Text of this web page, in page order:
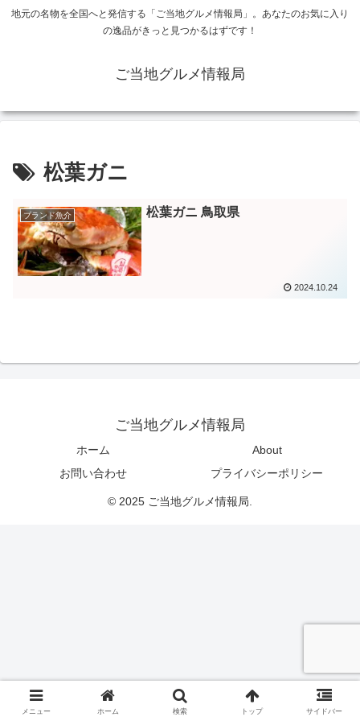
地元の名物を全国へと発信する「ご当地グルメ情報局」。あなたのお気に入り
の逸品がきっと見つかるはずです！
ご当地グルメ情報局
松葉ガニ
ブランド魚介 松葉ガニ 鳥取県
2024.10.24
ご当地グルメ情報局
ホーム
About
お問い合わせ
プライバシーポリシー
© 2025 ご当地グルメ情報局.
メニュー ホーム 検索 トップ サイドバー